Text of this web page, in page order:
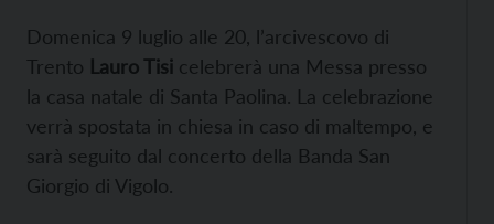
Domenica 9 luglio alle 20, l’arcivescovo di
Trento Lauro Tisi celebrerà una Messa presso
la casa natale di Santa Paolina. La celebrazione
verrà spostata in chiesa in caso di maltempo, e
sarà seguito dal concerto della Banda San
Giorgio di Vigolo.